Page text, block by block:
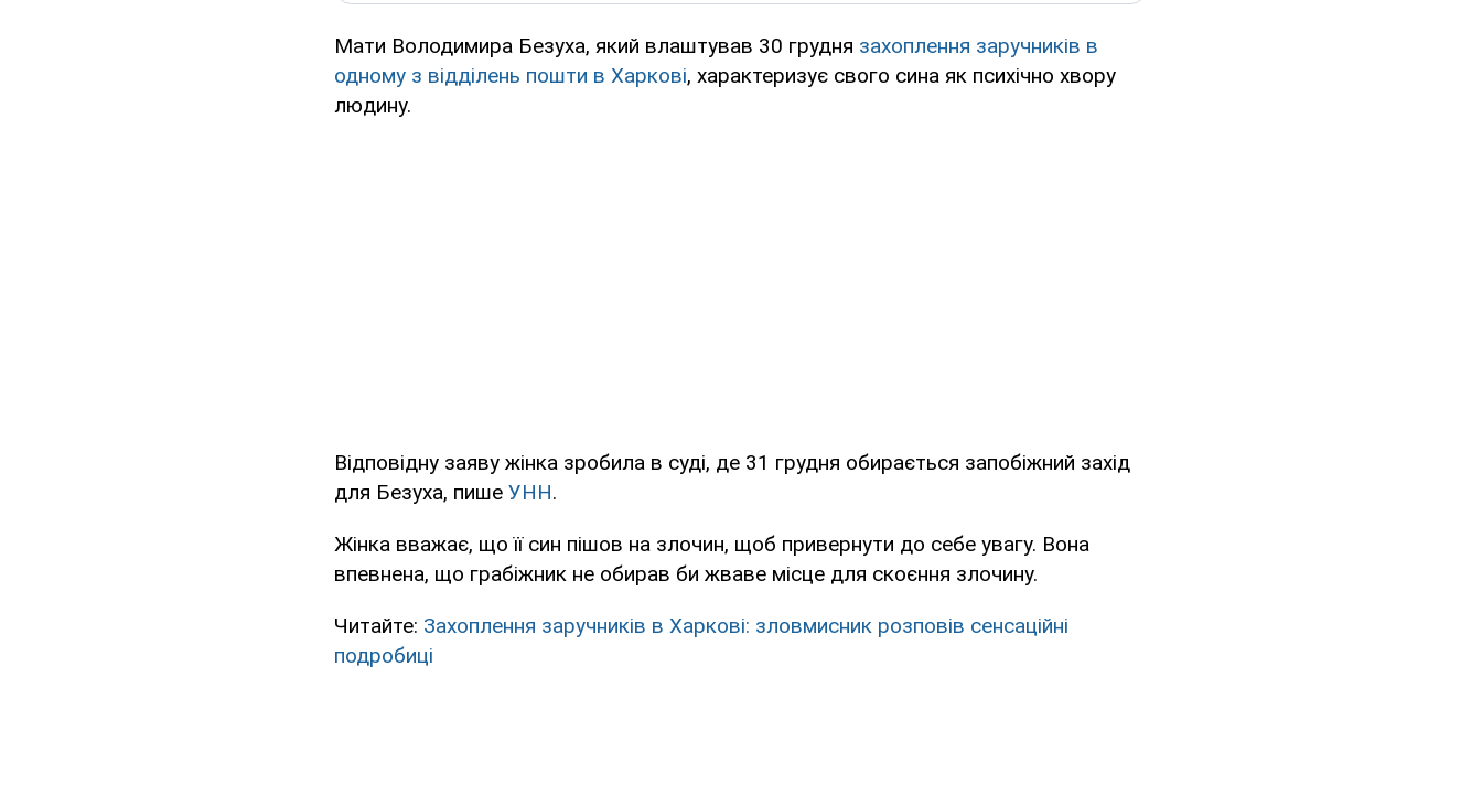
Мати Володимира Безуха, який влаштував 30 грудня захоплення заручників в
одному з відділень пошти в Харкові, характеризує свого сина як психічно хвору
людину.
Відповідну заяву жінка зробила в суді, де 31 грудня обирається запобіжний захід
для Безуха, пише УНН.
Жінка вважає, що її син пішов на злочин, щоб привернути до себе увагу. Вона
впевнена, що грабіжник не обирав би жваве місце для скоєння злочину.
Читайте: Захоплення заручників в Харкові: зловмисник розповів сенсаційні
подробиці